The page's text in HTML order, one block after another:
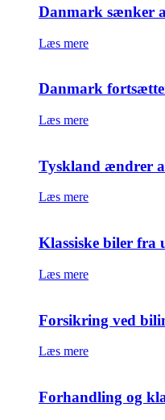
Danmark sænker
Læs mere
Danmark
Læs mere
Tyskland ændrer
Læs mere
Klassiske biler fra
Læs mere
Forsikring ved
Læs mere
Forhandling og